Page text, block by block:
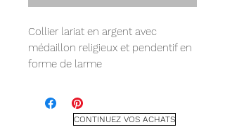
Collier lariat en argent avec
médaillon religieux et pendentif en
forme de larme
qui ne manquera pas de faire
tourner les têtes. Des pièces
éclectiques et audacieuses avec
CONTINUEZ VOS ACHATS